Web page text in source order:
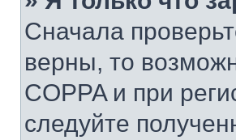
Сначала
верны, то
COPPA и при
следуйте